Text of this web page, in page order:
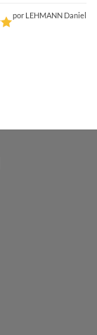
por LEHMANN Daniel